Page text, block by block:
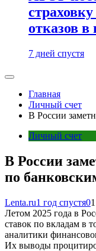
отказов в
7 дней спустя
Главная
Личный счет
В России
Личный счет
В России
по
Lenta.ru1 год спустя0
Летом 2025 года в
ставок по вкладам в
аналитики
Их выводы